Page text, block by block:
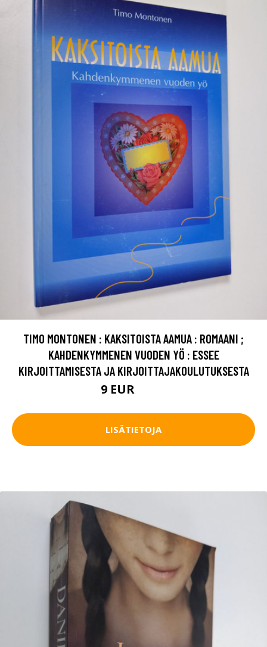
TIMO MONTONEN : KAKSITOISTA AAMUA : ROMAANI ;
KAHDENKYMMENEN VUODEN YÖ : ESSEE
KIRJOITTAMISESTA JA KIRJOITTAJAKOULUTUKSESTA
9 EUR
LISÄTIETOJA